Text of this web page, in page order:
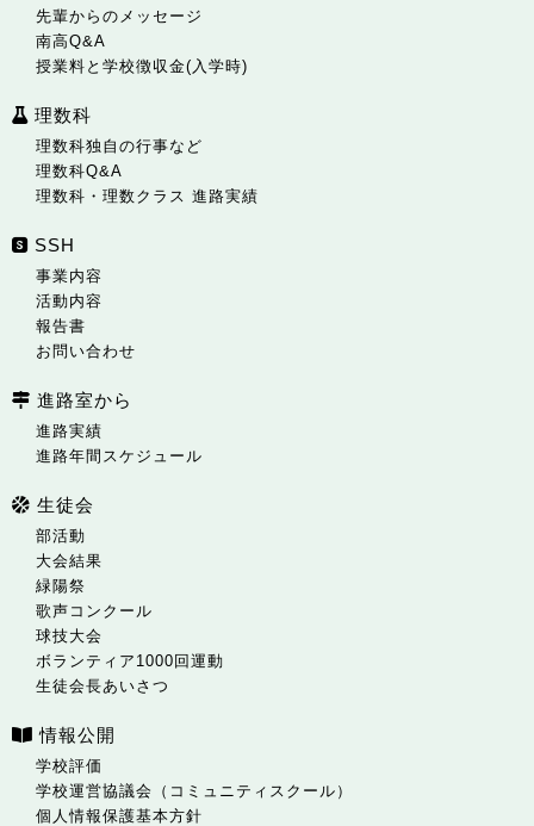
先輩からのメッセージ
南高Q&A
授業料と学校徴収金(入学時)
理数科
理数科独自の行事など
理数科Q&A
理数科・理数クラス 進路実績
SSH
事業内容
活動内容
報告書
お問い合わせ
進路室から
進路実績
進路年間スケジュール
生徒会
部活動
大会結果
緑陽祭
歌声コンクール
球技大会
ボランティア1000回運動
生徒会長あいさつ
情報公開
学校評価
学校運営協議会（コミュニティスクール）
個人情報保護基本方針